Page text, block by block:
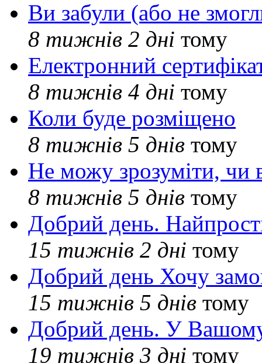
Ви забули (або не
8 тижнів 2 дні тому
Електронний
8 тижнів 4 дні тому
Коли буде розміщено
8 тижнів 5 днів тому
Не можу зрозуміти, чи
8 тижнів 5 днів тому
Добрий день.
15 тижнів 2 дні тому
Добрий день Хочу
15 тижнів 5 днів тому
Добрий день. У Вашому
19 тижнів 3 дні тому